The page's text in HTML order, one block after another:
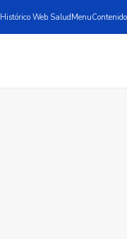
Histórico Web SaludMenuContenido